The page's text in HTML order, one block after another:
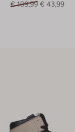
€ 109,99 € 43,99